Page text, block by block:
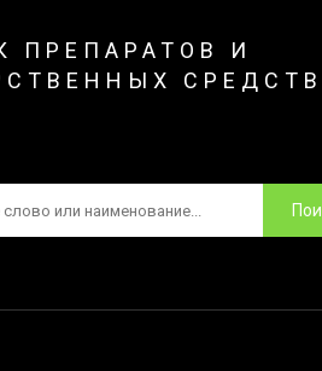
ПРЕПАРАТОВ И
СРЕДСТВ